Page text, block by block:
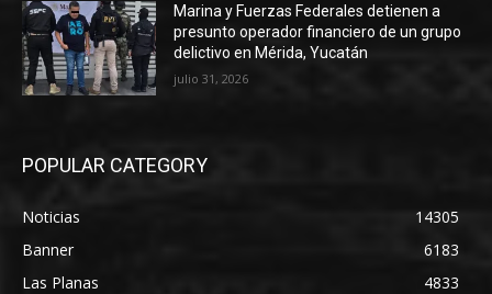
Marina y Fuerzas Federales detienen a
presunto operador financiero de un grupo
delictivo en Mérida, Yucatán
julio 31, 2026
POPULAR CATEGORY
Noticias
14305
Banner
6183
Las Planas
4833